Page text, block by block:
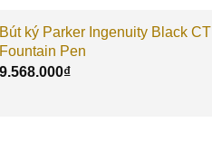
Bút ký Parker Ingenuity Black CT
Fountain Pen
9.568.000₫